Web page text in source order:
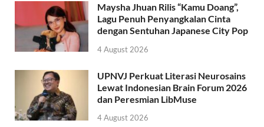
Maysha Jhuan Rilis “Kamu Doang”,
Lagu Penuh Penyangkalan Cinta
dengan Sentuhan Japanese City Pop
4 August 2026
UPNVJ Perkuat Literasi Neurosains
Lewat Indonesian Brain Forum 2026
dan Peresmian LibMuse
4 August 2026